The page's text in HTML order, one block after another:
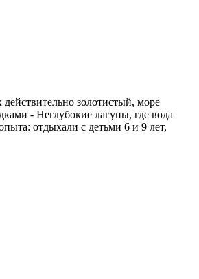
золотистый, море
- Неглубокие лагуны, где вода
отдыхали с детьми 6 и 9 лет,